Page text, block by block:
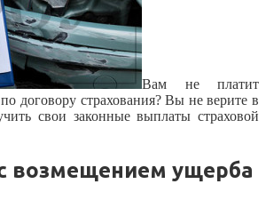
Вам не платит
договору страхования? Вы не верите в
свои законные выплаты страховой
возмещением ущерба